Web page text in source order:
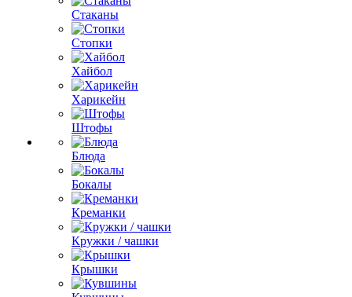
Стаканы
Стопки
Хайбол
Харикейн
Штофы
Блюда
Бокалы
Креманки
Кружки / чашки
Крышки